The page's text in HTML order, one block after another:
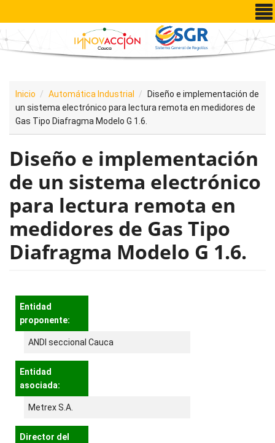
Pasar al contenido principal
Inicio Automática Industrial
Diseño e implementación de
un sistema electrónico para lectura remota en medidores de
Gas Tipo Diafragma Modelo G 1.6.
Diseño e implementación
de un sistema electrónico
para lectura remota en
medidores de Gas Tipo
Diafragma Modelo G 1.6.
Entidad
proponente:
ANDI seccional Cauca
Entidad
asociada:
Metrex S.A.
Director del